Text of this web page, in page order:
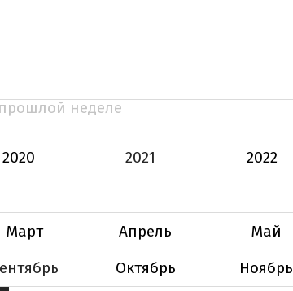
неделе
2020 2021 2022
Март Апрель Май
Октябрь Ноябрь